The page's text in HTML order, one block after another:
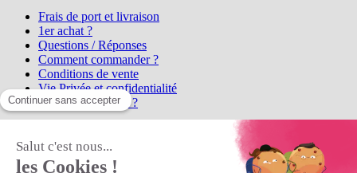
Frais de port et livraison
1er achat ?
Questions / Réponses
Comment commander ?
Conditions de vente
Vie Privée et confidentialité
Qui sommes-nous ?
la référence en perles et bijoux